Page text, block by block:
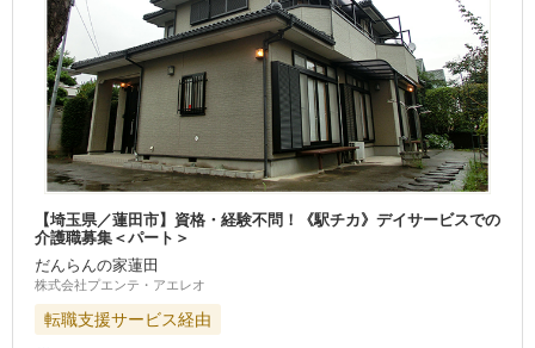
【埼玉県／蓮田市】資格・経験不問！《駅チカ》デイサービスでの
介護職募集＜パート＞
だんらんの家蓮田
株式会社プエンテ・アエレオ
転職支援サービス経由